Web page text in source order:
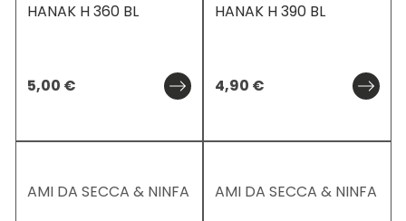
HANAK H 360 BL
5,00 €
HANAK H 390 BL
4,90 €
AMI DA SECCA & NINFA AMI DA SECCA & NINFA